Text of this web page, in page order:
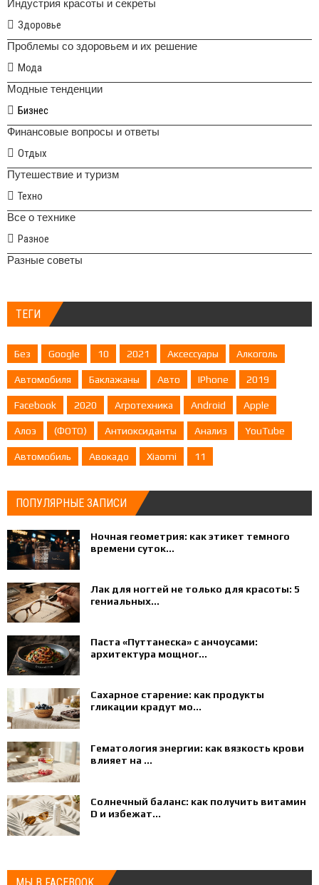
Индустрия красоты и секреты
Здоровье
Проблемы со здоровьем и их решение
Мода
Модные тенденции
Бизнес
Финансовые вопросы и ответы
Отдых
Путешествие и туризм
Техно
Все о технике
Разное
Разные советы
ТЕГИ
Без Google 10 2021 Аксессуары Алкоголь
Автомобиля Баклажаны Авто IPhone 2019
Facebook 2020 Агротехника Android Apple
Алоэ (ФОТО) Антиоксиданты Анализ YouTube
Автомобиль Авокадо Xiaomi 11
ПОПУЛЯРНЫЕ ЗАПИСИ
Ночная геометрия: как этикет темного
времени суток...
Лак для ногтей не только для красоты: 5
гениальных...
Паста «Путтанеска» с анчоусами:
архитектура мощног...
Сахарное старение: как продукты
гликации крадут мо...
Гематология энергии: как вязкость крови
влияет на ...
Солнечный баланс: как получить витамин
D и избежат...